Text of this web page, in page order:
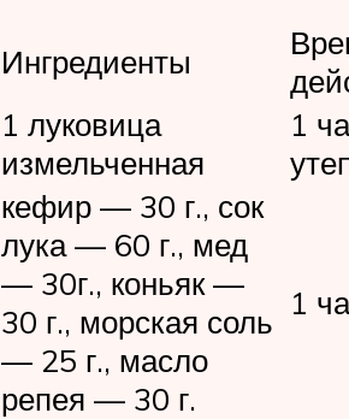
Ингредиенты
1 луковица
измельченная
1
кефир — 30 г., сок
лука — 60 г., мед
— 30г., коньяк —
30 г., морская соль
— 25 г., масло
репея — 30 г.
1